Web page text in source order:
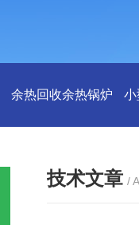
余热回收余热锅炉 小
技术文章 /